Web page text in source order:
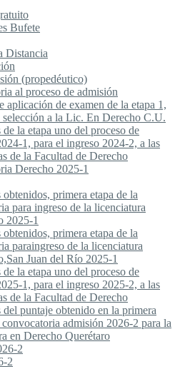
Bufete
Distancia
(propedéutico)
al proceso de admisión
aplicación de examen de la etapa 1,
selección a la Lic. En Derecho C.U.
de la etapa uno del proceso de
1, para el ingreso 2024-2, a las
de la Facultad de Derecho
Derecho 2025-1
obtenidos, primera etapa de la
para ingreso de la licenciatura
2025-1
obtenidos, primera etapa de la
paraingreso de la licenciatura
Juan del Río 2025-1
de la etapa uno del proceso de
1, para el ingreso 2025-2, a las
de la Facultad de Derecho
del puntaje obtenido en la primera
convocatoria admisión 2026-2 para la
en Derecho Querétaro
2
2